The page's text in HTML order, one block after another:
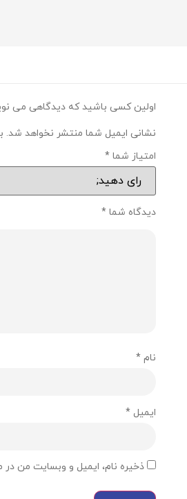
اولین کسی باشید که دیدگاهی می
نشانی ایمیل شما منتشر نخواهد شد.
امتیاز شما *
دیدگاه شما *
نام *
ایمیل *
ذخیره نام، ایمیل و وبسایت من در